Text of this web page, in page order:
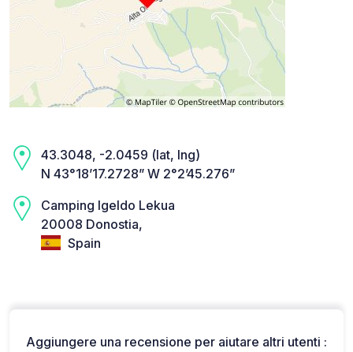
43.3048, -2.0459 (lat, lng)
N 43°18’17.2728” W 2°2’45.276”
Camping Igeldo Lekua
20008 Donostia,
Spain
Aggiungere una recensione per aiutare altri utenti :